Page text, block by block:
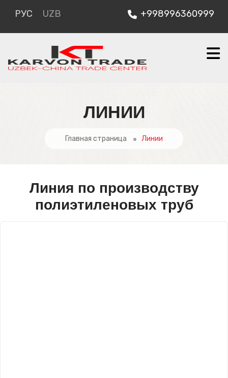
РУС UZB +998996360999
ЛИНИИ
Главная страница Линии
Линия по производству
полиэтиленовых труб